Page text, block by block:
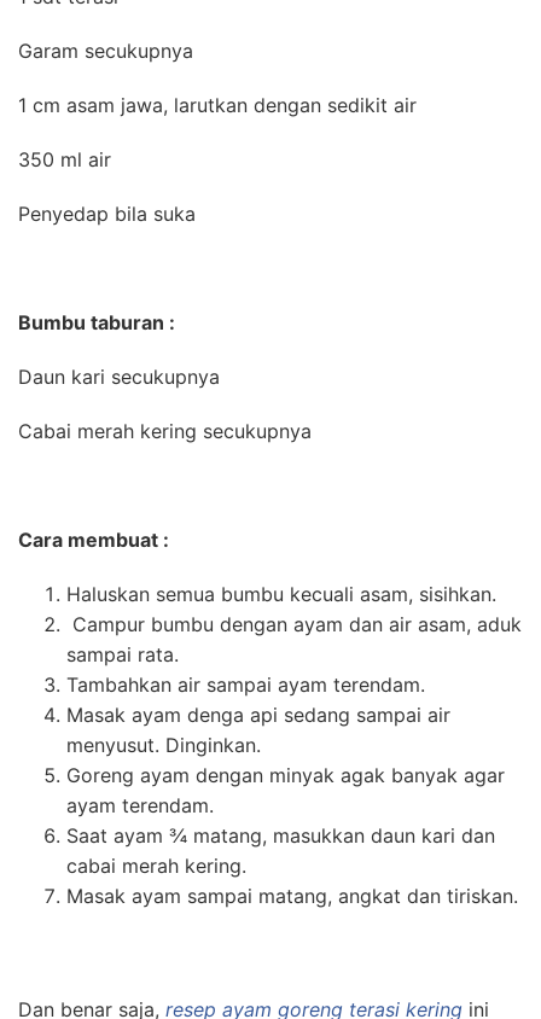
Garam secukupnya
1 cm asam jawa, larutkan dengan sedikit air
350 ml air
Penyedap bila suka
Bumbu taburan :
Daun kari secukupnya
Cabai merah kering secukupnya
Cara membuat :
Haluskan semua bumbu kecuali asam, sisihkan.
Campur bumbu dengan ayam dan air asam, aduk
sampai rata.
Tambahkan air sampai ayam terendam.
Masak ayam denga api sedang sampai air
menyusut. Dinginkan.
Goreng ayam dengan minyak agak banyak agar
ayam terendam.
Saat ayam ¾ matang, masukkan daun kari dan
cabai merah kering.
Masak ayam sampai matang, angkat dan tiriskan.
Dan benar saja, resep ayam goreng terasi kering ini